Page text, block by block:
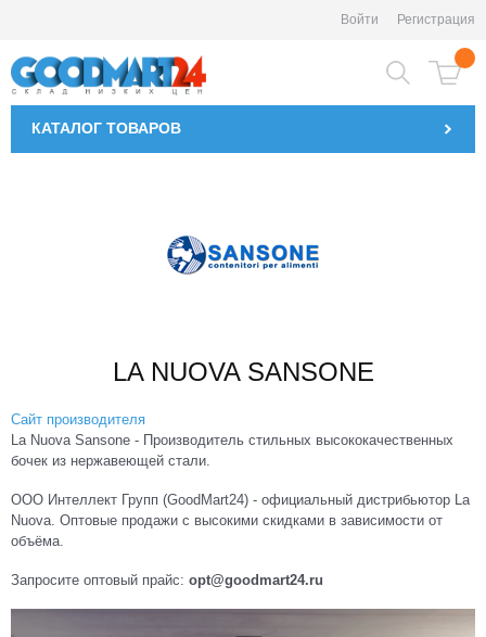
Войти Регистрация
КАТАЛОГ ТОВАРОВ
LA NUOVA SANSONE
Сайт производителя
La Nuova Sansone - Производитель стильных высококачественных
бочек из нержавеющей стали.
ООО Интеллект Групп (GoodMart24) - официальный дистрибьютор La
Nuova. Оптовые продажи с высокими скидками в зависимости от
объёма.
Запросите оптовый прайс: opt@goodmart24.ru